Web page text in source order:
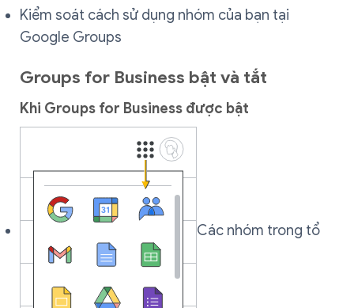
Kiểm soát cách sử dụng nhóm của bạn tại
Google Groups
Groups for Business bật và tắt
Khi Groups for Business được bật
Các nhóm trong tổ